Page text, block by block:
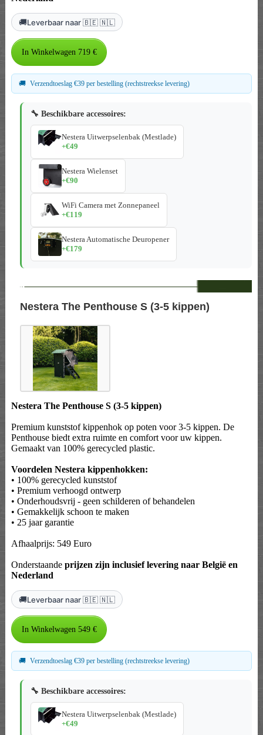
🚚Leverbaar naar 🇧🇪 🇳🇱
🚚 Verzendtoeslag €39 per bestelling (rechtstreekse levering)
🔧 Beschikbare accessoires:
Nestera Uitwerpselenbak (Mestlade)
+€49
Nestera Wielenset
+€90
WiFi Camera met Zonnepaneel
+€119
Nestera Automatische Deuropener
+€179
--
Nestera The Penthouse S (3-5 kippen)
Nestera The Penthouse S (3-5 kippen)
Premium kunststof kippenhok op poten voor 3-5 kippen. De
Penthouse biedt extra ruimte en comfort voor uw kippen.
Gemaakt van 100% gerecycled plastic.
Voordelen Nestera kippenhokken:
• 100% gerecycled kunststof
• Premium verhoogd ontwerp
• Onderhoudsvrij - geen schilderen of behandelen
• Gemakkelijk schoon te maken
• 25 jaar garantie
Afhaalprijs: 549 Euro
Onderstaande prijzen zijn inclusief levering naar België en
Nederland
🚚Leverbaar naar 🇧🇪 🇳🇱
🚚 Verzendtoeslag €39 per bestelling (rechtstreekse levering)
🔧 Beschikbare accessoires:
Nestera Uitwerpselenbak (Mestlade)
+€49